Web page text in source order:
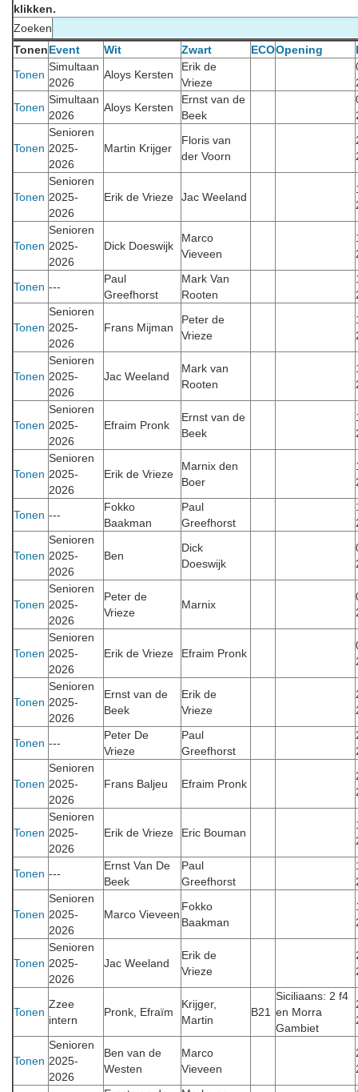
klikken.
Zoeken
TonenEvent Wit Zwart ECOOpening
Tonen
Simultaan
2026
Aloys Kersten
Erik de
Vrieze
Tonen
Simultaan
2026
Aloys Kersten
Ernst van de
Beek
Tonen
Senioren
2025-
2026
Martin Krijger
Floris van
der Voorn
Tonen
Senioren
2025-
2026
Erik de Vrieze Jac Weeland
Tonen
Senioren
2025-
2026
Dick Doeswijk
Marco
Vieveen
Tonen ---
Paul
Greefhorst
Mark Van
Rooten
Tonen
Senioren
2025-
2026
Frans Mijman
Peter de
Vrieze
Tonen
Senioren
2025-
2026
Jac Weeland
Mark van
Rooten
Tonen
Senioren
2025-
2026
Efraim Pronk
Ernst van de
Beek
Tonen
Senioren
2025-
2026
Erik de Vrieze
Marnix den
Boer
Tonen ---
Fokko
Baakman
Paul
Greefhorst
Tonen
Senioren
2025-
2026
Ben
Dick
Doeswijk
Tonen
Senioren
2025-
2026
Peter de
Vrieze
Marnix
Tonen
Senioren
2025-
2026
Erik de Vrieze Efraim Pronk
Tonen
Senioren
2025-
2026
Ernst van de
Beek
Erik de
Vrieze
Tonen ---
Peter De
Vrieze
Paul
Greefhorst
Tonen
Senioren
2025-
2026
Frans Baljeu Efraim Pronk
Tonen
Senioren
2025-
2026
Erik de Vrieze Eric Bouman
Tonen ---
Ernst Van De
Beek
Paul
Greefhorst
Tonen
Senioren
2025-
2026
Marco Vieveen
Fokko
Baakman
Tonen
Senioren
2025-
2026
Jac Weeland
Erik de
Vrieze
Tonen
Zzee
intern
Pronk, Efraïm
Krijger,
Martin
B21
Siciliaans: 2 f4
en Morra
Gambiet
Tonen
Senioren
2025-
2026
Ben van de
Westen
Marco
Vieveen